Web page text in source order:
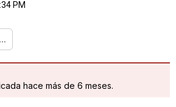
PM
...
hace más de 6 meses.